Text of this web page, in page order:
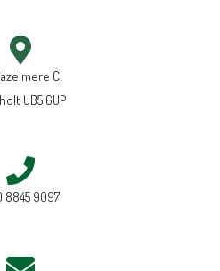
Cl
UB5 6UP
8845 9097